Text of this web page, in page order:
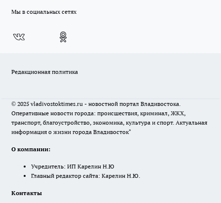
Мы в социальных сетях
Редакционная политика
© 2025 vladivostoktimes.ru - новостной портал Владивостока.
Оперативные новости города: происшествия, криминал, ЖКХ,
транспорт, благоустройство, экономика, культура и спорт. Актуальная
информация о жизни города Владивосток"
О компании:
Учредитель: ИП Карелин Н.Ю
Главный редактор сайта: Карелин Н.Ю.
Контакты